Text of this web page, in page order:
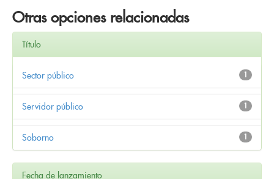
Otras opciones relacionadas
Título
1
Sector público
1
Servidor público
1
Soborno
Fecha de lanzamiento